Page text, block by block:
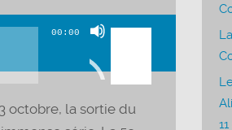
00:00
Utilisez
flèches
pour
octobre, la sortie du